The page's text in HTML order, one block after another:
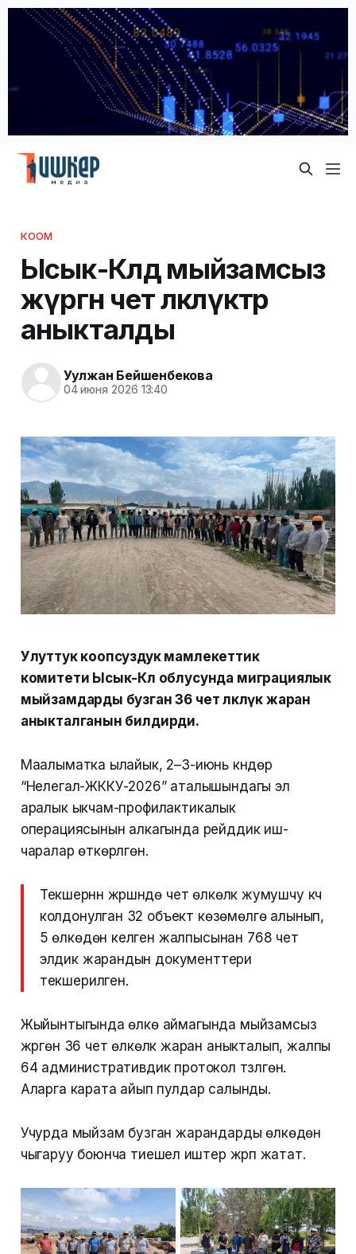
КООМ
Ысык-Көлдө мыйзамсыз
жүргөн чет өлкөлүктөр
аныкталды
Уулжан Бейшенбекова
04 июня 2026 13:40
Улуттук коопсуздук мамлекеттик
комитети Ысык-Көл облусунда миграциялык
мыйзамдарды бузган 36 чет өлкөлүк жаран
аныкталганын билдирди.
Маалыматка ылайык, 2–3-июнь күндөрү
“Нелегал-ЖККУ-2026” аталышындагы эл
аралык ыкчам-профилактикалык
операциясынын алкагында рейддик иш-
чаралар өткөрүлгөн.
Текшерүүнүн жүрүшүндө чет өлкөлүк жумушчу күчү
колдонулган 32 объект көзөмөлгө алынып,
5 өлкөдөн келген жалпысынан 768 чет
элдик жарандын документтери
текшерилген.
Жыйынтыгында өлкө аймагында мыйзамсыз
жүргөн 36 чет өлкөлүк жаран аныкталып, жалпы
64 административдик протокол түзүлгөн.
Аларга карата айып пулдар салынды.
Учурда мыйзам бузган жарандарды өлкөдөн
чыгаруу боюнча тиешелүү иштер жүрүп жатат.